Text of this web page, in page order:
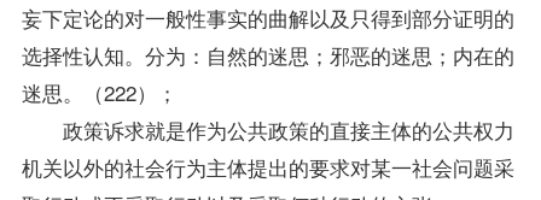
妄下定论的对一般性事实的曲解以及只得到部分证明的
选择性认知。分为：自然的迷思；邪恶的迷思；内在的
迷思。（222）；
政策诉求就是作为公共政策的直接主体的公共权力
机关以外的社会行为主体提出的要求对某一社会问题采